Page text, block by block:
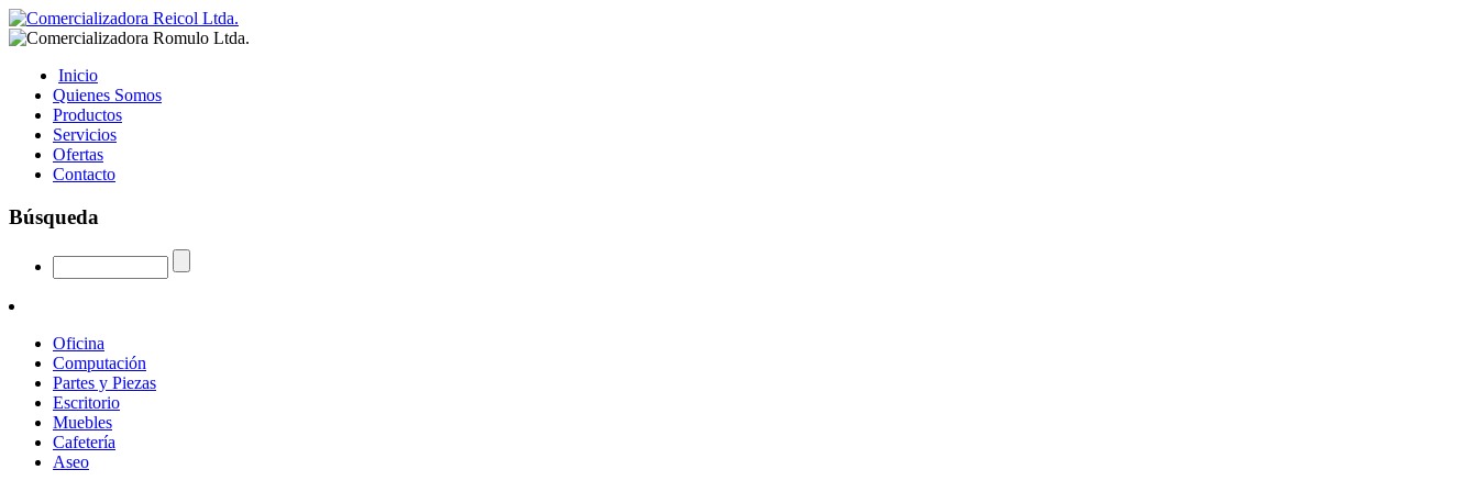
Inicio
Quienes Somos
Productos
Servicios
Ofertas
Contacto
Búsqueda
Oficina
Computación
Partes y Piezas
Escritorio
Muebles
Cafetería
Aseo